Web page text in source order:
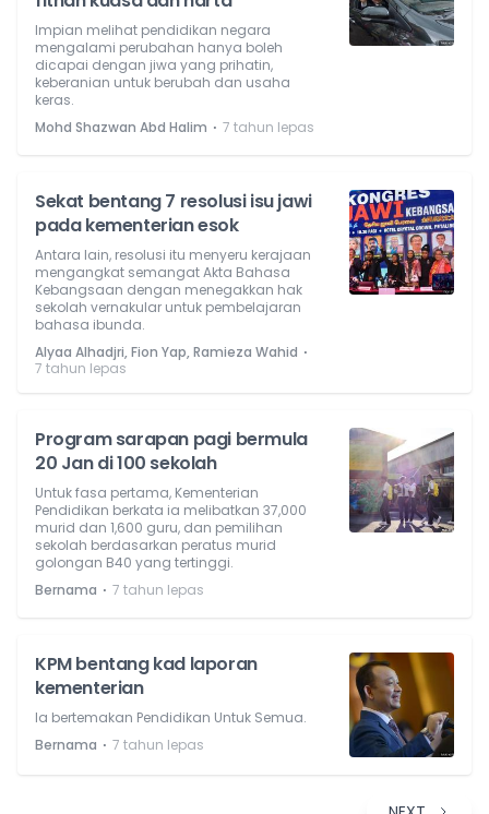
Impian melihat pendidikan negara
mengalami perubahan hanya boleh
dicapai dengan jiwa yang prihatin,
keberanian untuk berubah dan usaha
keras.
Mohd Shazwan Abd Halim ⋅ 7 tahun lepas
Sekat bentang 7 resolusi isu jawi
pada kementerian esok
Antara lain, resolusi itu menyeru kerajaan
mengangkat semangat Akta Bahasa
Kebangsaan dengan menegakkan hak
sekolah vernakular untuk pembelajaran
bahasa ibunda.
Alyaa Alhadjri, Fion Yap, Ramieza Wahid ⋅
7 tahun lepas
Program sarapan pagi bermula
20 Jan di 100 sekolah
Untuk fasa pertama, Kementerian
Pendidikan berkata ia melibatkan 37,000
murid dan 1,600 guru, dan pemilihan
sekolah berdasarkan peratus murid
golongan B40 yang tertinggi.
Bernama ⋅ 7 tahun lepas
KPM bentang kad laporan
kementerian
Ia bertemakan Pendidikan Untuk Semua.
Bernama ⋅ 7 tahun lepas